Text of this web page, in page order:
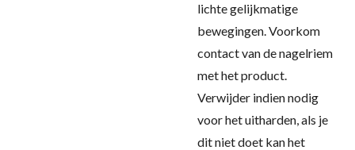
lichte gelijkmatige
bewegingen. Voorkom
contact van de nagelriem
met het product.
Verwijder indien nodig
voor het uitharden, als je
dit niet doet kan het